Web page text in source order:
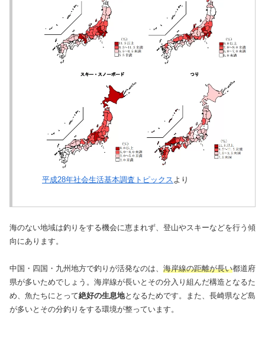
平成28年社会生活基本調査トピックスより
海のない地域は釣りをする機会に恵まれず、登山やスキーなどを行う傾
向にあります。
中国・四国・九州地方で釣りが活発なのは、 海岸線の距離が長い都道府
県が多いためでしょう。海岸線が長いとその分入り組んだ構造となるた
め、魚たちにとって絶好の生息地となるためです。また、長崎県など島
が多いとその分釣りをする環境が整っています。